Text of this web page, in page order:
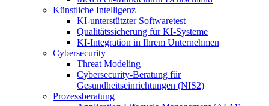
Künstliche Intelligenz
KI-unterstützter Softwaretest
Qualitätssicherung für KI-Systeme
KI-Integration in Ihrem Unternehmen
Cybersecurity
Threat Modeling
Cybersecurity-Beratung für
Gesundheitseinrichtungen (NIS2)
Prozessberatung